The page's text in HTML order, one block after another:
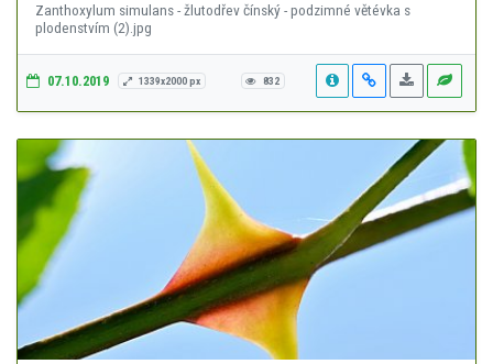
Zanthoxylum simulans - žlutodřev čínský - podzimné větévka s
plodenstvím (2).jpg
07.10.2019 1339x2000 px 832